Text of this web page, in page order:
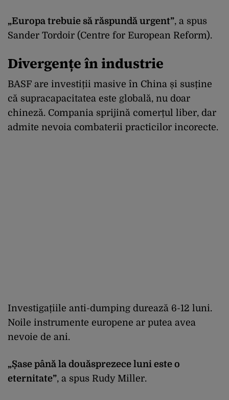
„Europa trebuie să răspundă urgent”, a spus
Sander Tordoir (Centre for European Reform).
Divergențe în industrie
BASF are investiții masive în China și susține
că supracapacitatea este globală, nu doar
chineză. Compania sprijină comerțul liber, dar
admite nevoia combaterii practicilor incorecte.
Investigațiile anti-dumping durează 6-12 luni.
Noile instrumente europene ar putea avea
nevoie de ani.
„Șase până la douăsprezece luni este o
eternitate”, a spus Rudy Miller.